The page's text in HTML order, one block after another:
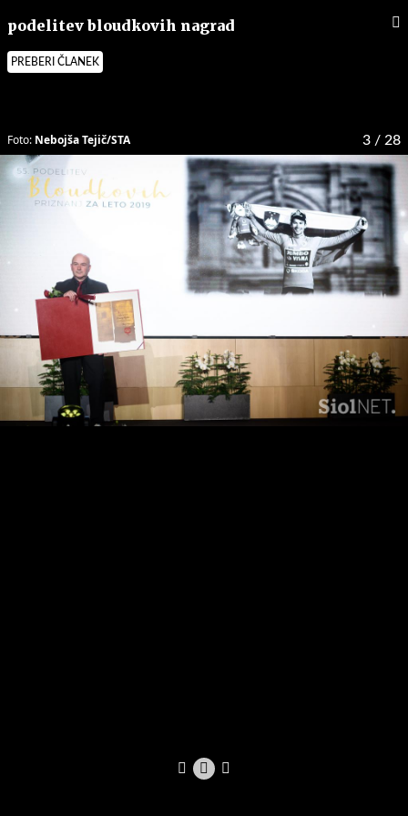
podelitev bloudkovih nagrad
PREBERI ČLANEK
3 / 28
Foto: Nebojša Tejič/STA